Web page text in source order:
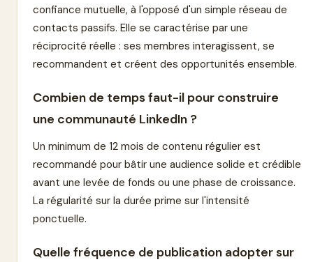
confiance mutuelle, à l'opposé d'un simple réseau de
contacts passifs. Elle se caractérise par une
réciprocité réelle : ses membres interagissent, se
recommandent et créent des opportunités ensemble.
Combien de temps faut-il pour construire
une communauté LinkedIn ?
Un minimum de 12 mois de contenu régulier est
recommandé pour bâtir une audience solide et crédible
avant une levée de fonds ou une phase de croissance.
La régularité sur la durée prime sur l'intensité
ponctuelle.
Quelle fréquence de publication adopter sur